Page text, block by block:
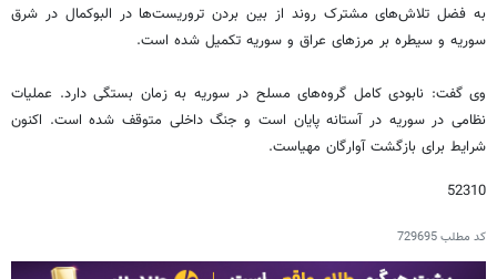
به فضل تلاش‌های مشترک روند از بین بردن تروریست‌ها در البوکمال در شرق
سوریه و سیطره بر مرزهای عراق و سوریه تکمیل شده است.
وی گفت: نابودی کامل گروه‌های مسلح در سوریه به زمان بستگی دارد. عملیات
نظامی در سوریه در آستانه پایان است و جنگ داخلی متوقف شده است. اکنون
شرایط برای بازگشت آوارگان مهیاست.
52310
کد مطلب729695